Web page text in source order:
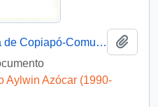
[Antecedentes de Provincia de Copiapó-Comuna de Copiapó, Caldera. Tierra Amarilla].
Aylwin Azócar (1990-